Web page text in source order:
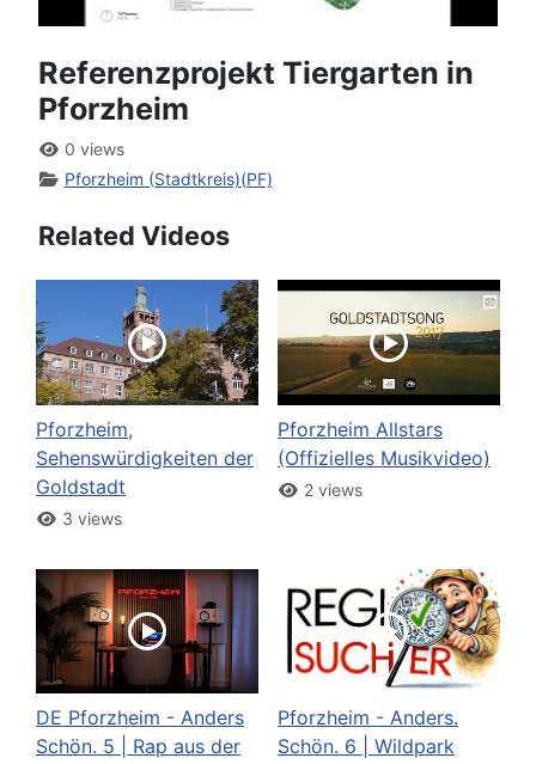
Referenzprojekt Tiergarten in
Pforzheim
0 views
Pforzheim (Stadtkreis)(PF)
Related Videos
Pforzheim,
Sehenswürdigkeiten der
Goldstadt
3 views
Pforzheim Allstars
(Offizielles Musikvideo)
2 views
DE Pforzheim - Anders
Schön. 5 | Rap aus der
Pforzheim - Anders.
Schön. 6 | Wildpark